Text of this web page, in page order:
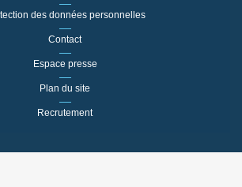
des données personnelles
Contact
Espace presse
Plan du site
Recrutement